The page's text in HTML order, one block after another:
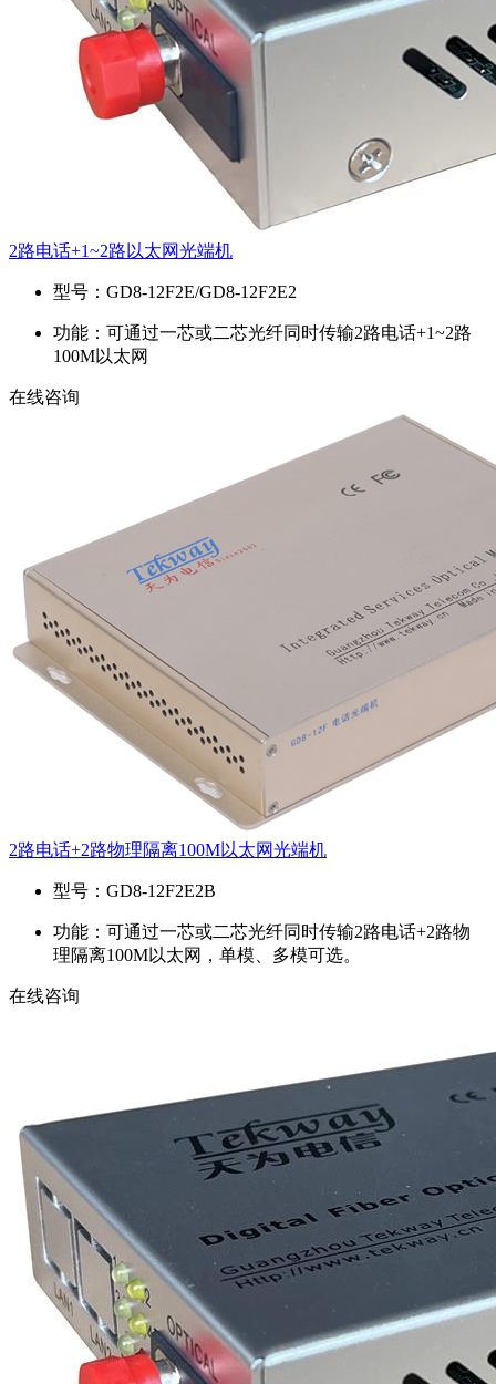
2路电话+1~2路以太网光端机
型号： GD8-12F2E/GD8-12F2E2
功能： 可通过一芯或二芯光纤同时传输2路电话+1~2路
100M以太网
在线咨询
2路电话+2路物理隔离100M以太网光端机
型号： GD8-12F2E2B
功能： 可通过一芯或二芯光纤同时传输2路电话+2路物
理隔离100M以太网，单模、多模可选。
在线咨询